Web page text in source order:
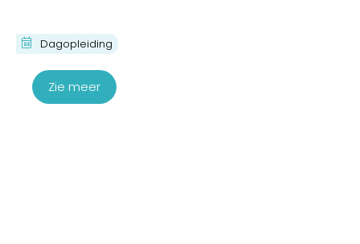
Dagopleiding
Cursus Shiatsu Massage
€370,00
Zie meer